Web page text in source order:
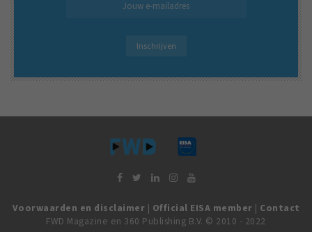
Voorwaarden en disclaimer | Official EISA member | Contact
FWD Magazine en 360 Publishing B.V. © 2010 - 2022